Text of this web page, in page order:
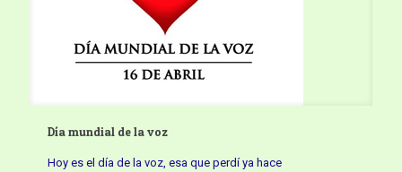
Día mundial de la voz
Hoy es el día de la voz, esa que perdí ya hace